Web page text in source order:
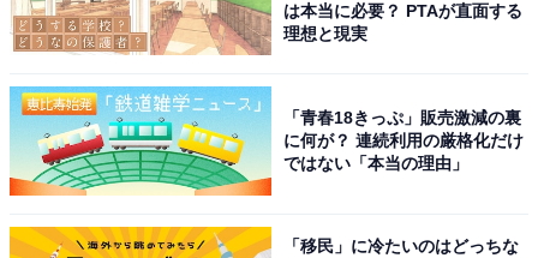
は本当に必要？ PTAが直面する
理想と現実
「青春18きっぷ」販売激減の裏
に何が？ 連続利用の厳格化だけ
ではない「本当の理由」
「移民」に冷たいのはどっちな